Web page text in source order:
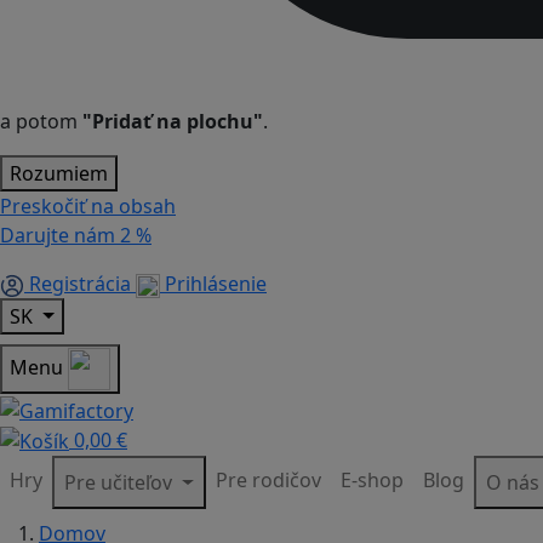
a potom "Pridať na plochu".
Rozumiem
Preskočiť na obsah
Darujte nám 2 %
Registrácia
Prihlásenie
SK
Menu
0,00 €
Hry
Pre učiteľov Pre rodičov E-shop Blog
O nás
Domov